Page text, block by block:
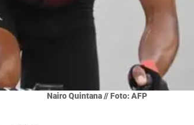
Nairo Quintana // Foto: AFP